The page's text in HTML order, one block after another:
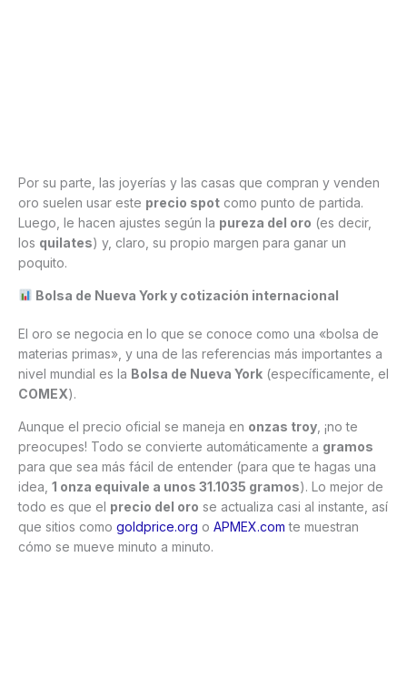
Por su parte, las joyerías y las casas que compran y venden
oro suelen usar este precio spot como punto de partida.
Luego, le hacen ajustes según la pureza del oro (es decir,
los quilates) y, claro, su propio margen para ganar un
poquito.
Bolsa de Nueva York y cotización internacional
El oro se negocia en lo que se conoce como una «bolsa de
materias primas», y una de las referencias más importantes a
nivel mundial es la Bolsa de Nueva York (específicamente, el
COMEX).
Aunque el precio oficial se maneja en onzas troy , ¡no te
preocupes! Todo se convierte automáticamente a gramos
para que sea más fácil de entender (para que te hagas una
idea, 1 onza equivale a unos 31.1035 gramos). Lo mejor de
todo es que el precio del oro se actualiza casi al instante, así
que sitios como goldprice.org o APMEX.com te muestran
cómo se mueve minuto a minuto.